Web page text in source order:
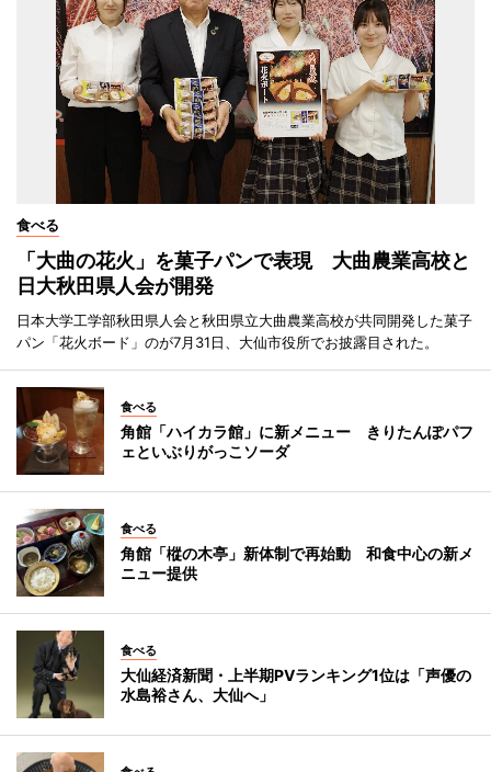
食べる
「大曲の花火」を菓子パンで表現 大曲農業高校と
日大秋田県人会が開発
日本大学工学部秋田県人会と秋田県立大曲農業高校が共同開発した菓子
パン「花火ボード」のが7月31日、大仙市役所でお披露目された。
食べる
角館「ハイカラ館」に新メニュー きりたんぽパフ
ェといぶりがっこソーダ
食べる
角館「樅の木亭」新体制で再始動 和食中心の新メ
ニュー提供
食べる
大仙経済新聞・上半期PVランキング1位は「声優の
水島裕さん、大仙へ」